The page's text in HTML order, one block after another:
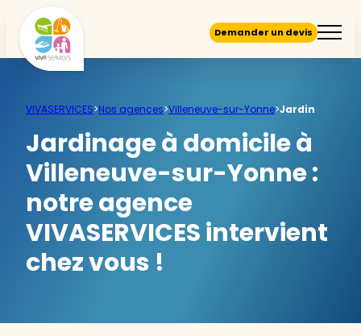
Demander un devis
VIVASERVICES>Nos agences>Villeneuve-sur-Yonne>Jardin
Jardinage à domicile à
Villeneuve-sur-Yonne :
notre agence
VIVASERVICES intervient
chez vous !